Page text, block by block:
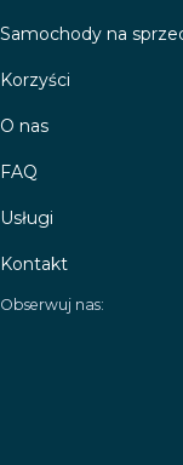
Samochody na
Korzyści
O nas
FAQ
Usługi
Kontakt
Obserwuj nas: